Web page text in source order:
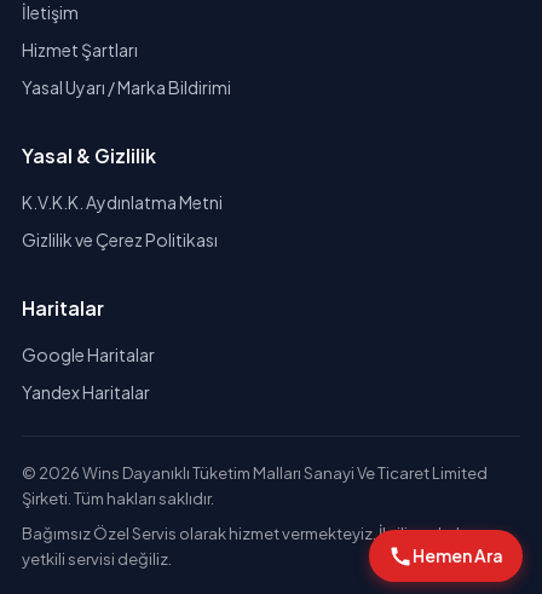
İletişim
Hizmet Şartları
Yasal Uyarı / Marka Bildirimi
Yasal & Gizlilik
K.V.K.K. Aydınlatma Metni
Gizlilik ve Çerez Politikası
Haritalar
Google Haritalar
Yandex Haritalar
© 2026 Wins Dayanıklı Tüketim Malları Sanayi Ve Ticaret Limited
Şirketi. Tüm hakları saklıdır.
Bağımsız Özel Servis olarak hizmet vermekteyiz. İlgili markaların
yetkili servisi değiliz.
Hemen Ara